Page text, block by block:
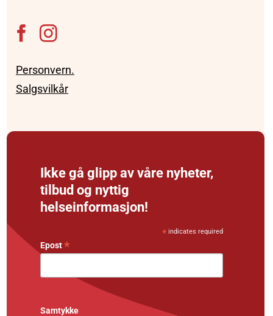
Personvern.
Salgsvilkår
Ikke gå glipp av våre nyheter,
tilbud og nyttig
helseinformasjon!
* indicates required
Epost*
Samtykke